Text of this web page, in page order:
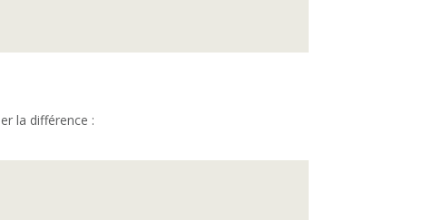
la différence :